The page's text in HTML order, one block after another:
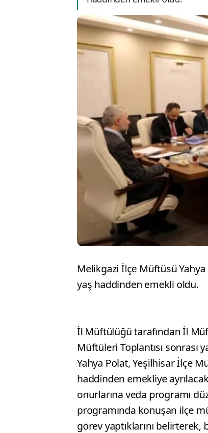
Melikgazi İlçe Müftüsü
yaş haddinden emekli oldu.
İl Müftülüğü tarafından İl
Müftüleri Toplantısı
Yahya Polat, Yeşilhisar İlçe
haddinden emekliye
onurlarına veda programı
programında konuşan ilçe
görev yaptıklarını